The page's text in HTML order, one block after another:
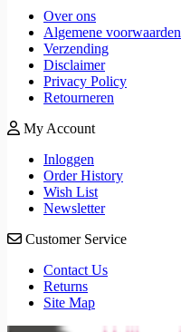
Over ons
Algemene voorwaarden
Verzending
Disclaimer
Privacy Policy
Retourneren
My Account
Inloggen
Order History
Wish List
Newsletter
Customer Service
Contact Us
Returns
Site Map